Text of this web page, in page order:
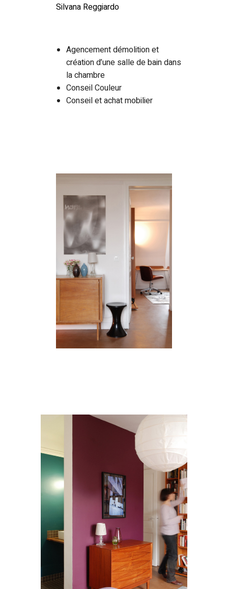
Silvana Reggiardo
Agencement démolition et
création d’une salle de bain dans
la chambre
Conseil Couleur
Conseil et achat mobilier